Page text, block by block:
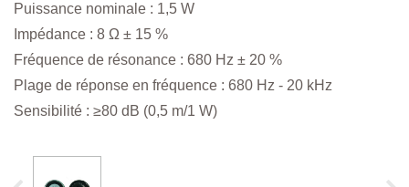
Puissance nominale : 1,5 W
Impédance : 8 Ω ± 15 %
Fréquence de résonance : 680 Hz ± 20 %
Plage de réponse en fréquence : 680 Hz - 20 kHz
Sensibilité : ≥80 dB (0,5 m/1 W)